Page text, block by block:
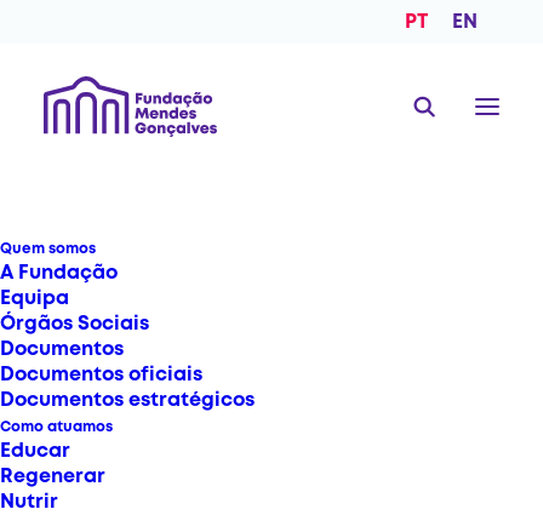
PT EN
Quem somos
A Fundação
Equipa
Órgãos Sociais
Documentos
Documentos oficiais
Documentos estratégicos
Como atuamos
Educar
Regenerar
Nutrir
Notícias
NOTÍCIAS